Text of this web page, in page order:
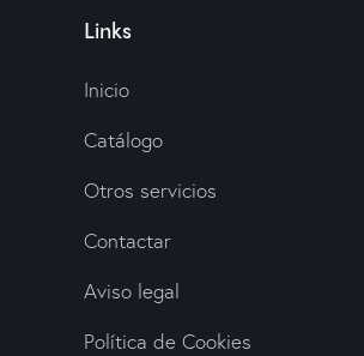
Links
Inicio
Catálogo
Otros servicios
Contactar
Aviso legal
Política de Cookies